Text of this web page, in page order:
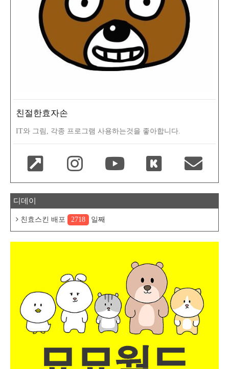
친절한효자손
IT와 그림, 각종 프로그램 사용하는것을 좋아합니다.
디데이
친효스킨 배포 2718 일째